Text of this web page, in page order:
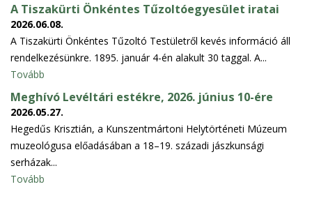
A Tiszakürti Önkéntes Tűzoltóegyesület iratai
2026.06.08.
A Tiszakürti Önkéntes Tűzoltó Testületről kevés információ áll
rendelkezésünkre. 1895. január 4-én alakult 30 taggal. A...
Tovább
Meghívó Levéltári estékre, 2026. június 10-ére
2026.05.27.
Hegedűs Krisztián, a Kunszentmártoni Helytörténeti Múzeum
muzeológusa előadásában a 18–19. századi jászkunsági
serházak...
Tovább